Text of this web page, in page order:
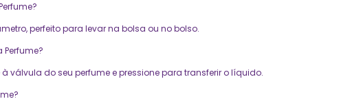
perfeito para levar na bolsa ou no bolso.
válvula do seu perfume e pressione para transferir o líquido.